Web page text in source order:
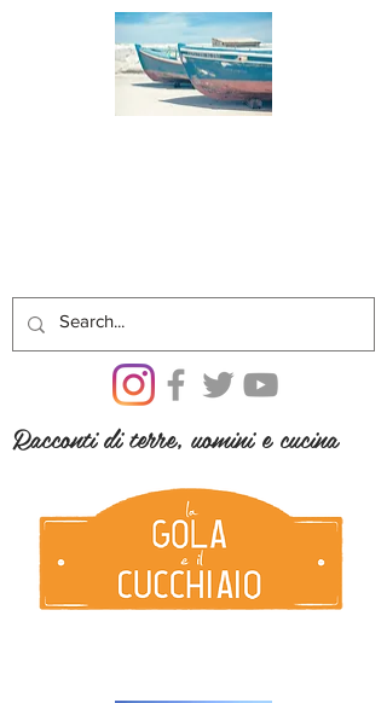
Racconti di terre, uomini e cucina